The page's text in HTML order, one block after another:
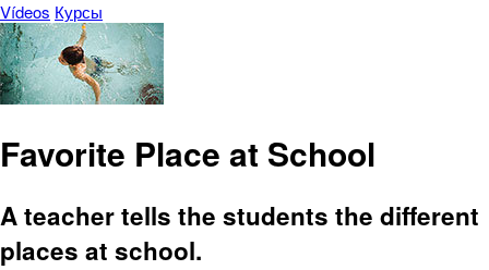
Vídeos Курсы
Favorite Place at School
A teacher tells the students the different
places at school.